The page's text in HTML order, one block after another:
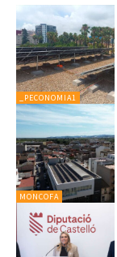
_PECONOMIA1
MONCOFA